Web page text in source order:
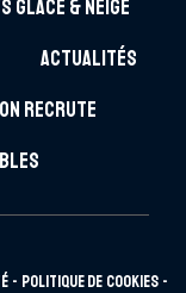
GLACE & NEIGE
ACTUALITÉS
ON RECRUTE
- Politique de cookies -